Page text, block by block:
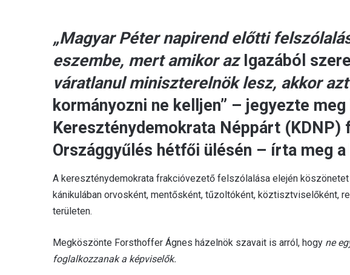
„Magyar Péter napirend előtti
eszembe, mert amikor azIgazából
váratlanul miniszterelnök lesz, akkor
kormányozni ne kelljen” – jegyezte
Kereszténydemokrata Néppárt (KDNP)
Országgyűlés hétfői ülésén – írta meg a
A kereszténydemokrata frakcióvezető felszólalása elején
kánikulában orvosként, mentősként, tűzoltóként, köztisztviselőként,
területen.
Megköszönte Forsthoffer Ágnes házelnök szavait is arról, hogy ne
foglalkozzanak a képviselők.